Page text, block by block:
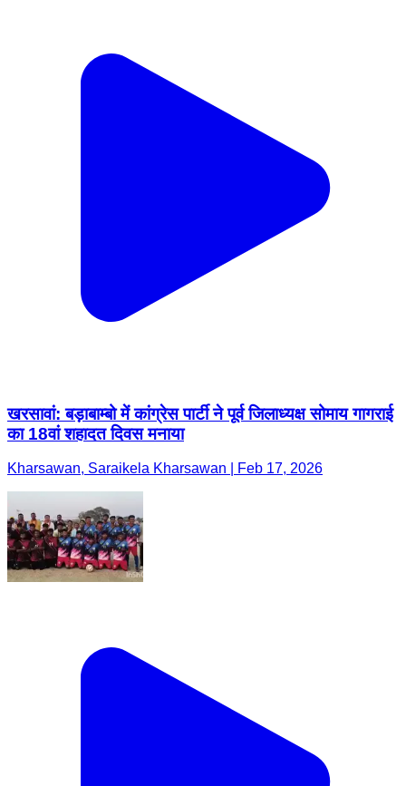
खरसावां: बड़ाबाम्बो में कांग्रेस पार्टी ने पूर्व जिलाध्यक्ष सोमाय गागराई
का 18वां शहादत दिवस मनाया
Kharsawan, Saraikela Kharsawan | Feb 17, 2026